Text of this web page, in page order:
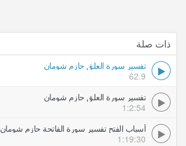
ذات صلة
تفسير سورة العلق حازم شومان
62.9
تفسير سورة العلق حازم شومان
1:2:54
أسباب الفتح تفسير سورة الفاتحة حازم شومان
1:19:30